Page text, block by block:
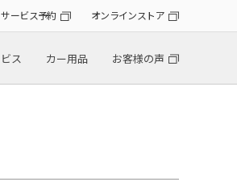
ービス予約 オンラインストア
ス カー用品 お客様の声